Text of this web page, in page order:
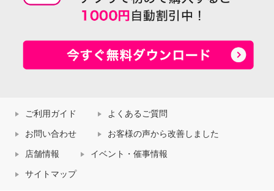
ご利用ガイド よくあるご質問
お問い合わせ お客様の声から改善しました
店舗情報 イベント・催事情報
サイトマップ